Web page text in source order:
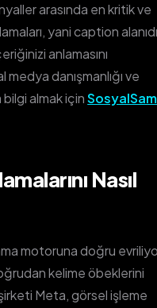
arasında en kritik ve
yani caption
anlamasını
danışmanlığı ve
bilgi almak içinSosyalSam
Nasıl
motoruna doğru
kelime öbeklerini
Meta, görsel işleme